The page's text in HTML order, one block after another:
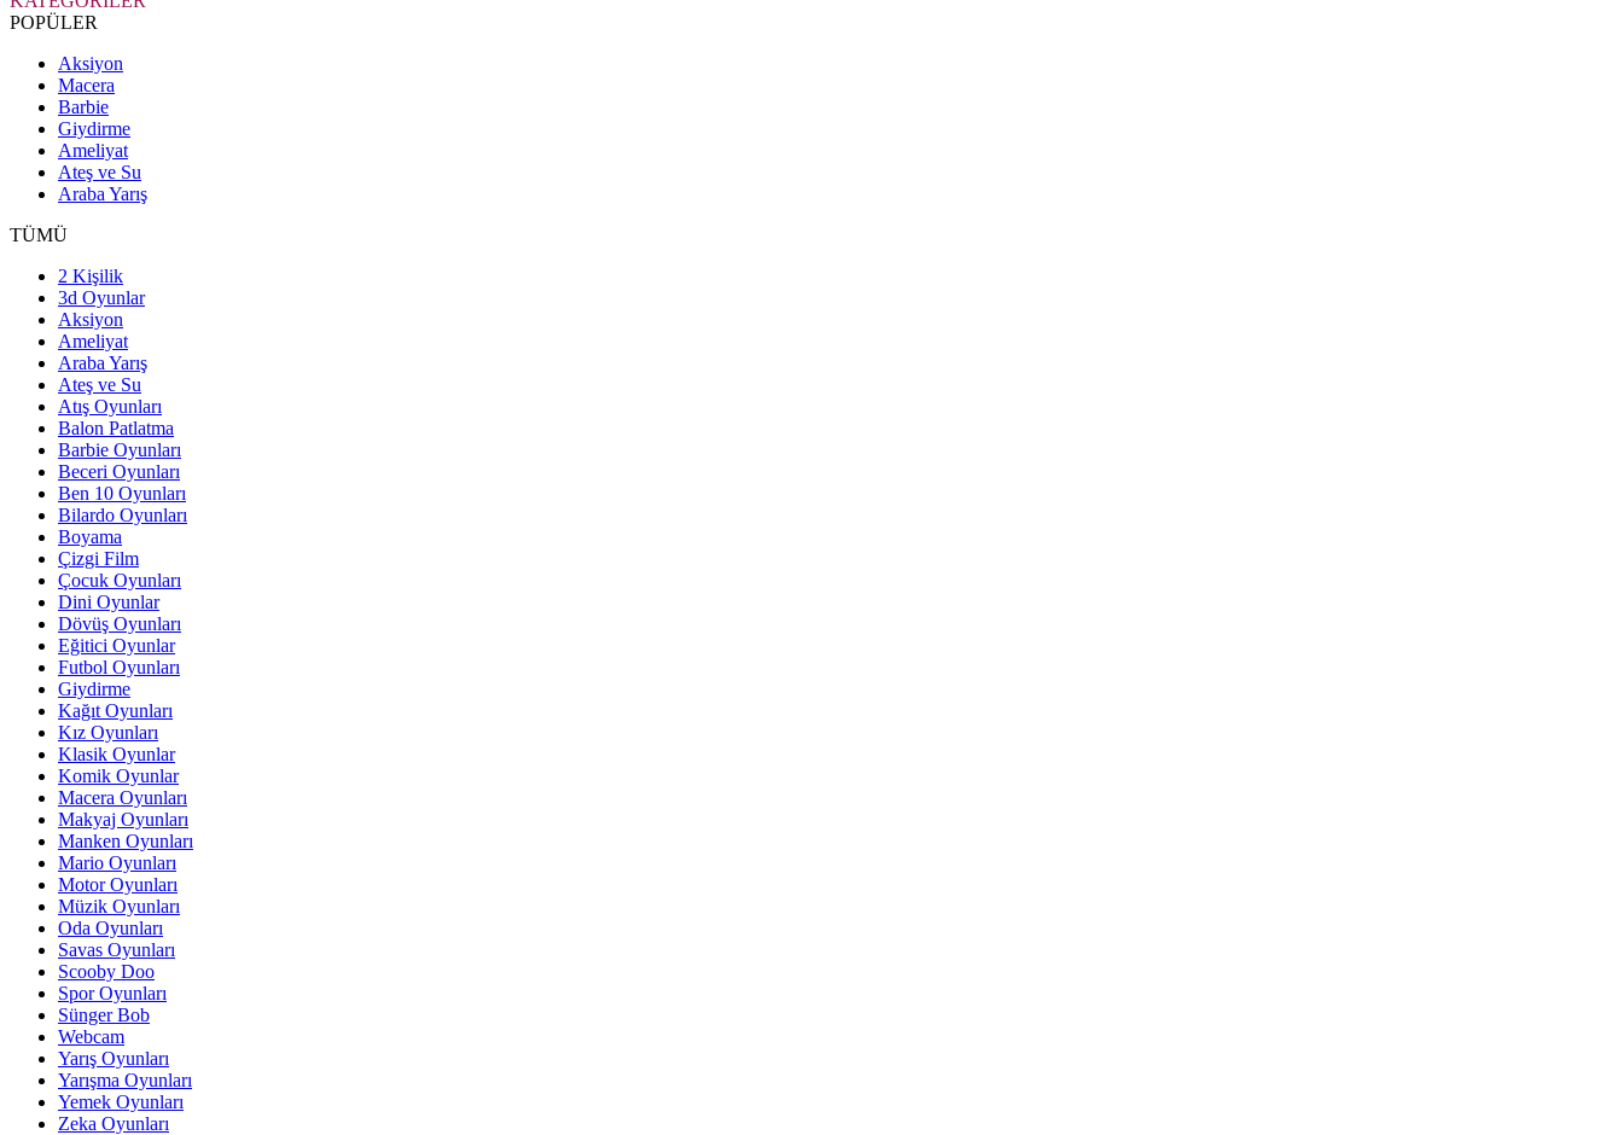
POPÜLER
Aksiyon
Macera
Barbie
Giydirme
Ameliyat
Ateş ve Su
Araba Yarış
TÜMÜ
2 Kişilik
3d Oyunlar
Aksiyon
Ameliyat
Araba Yarış
Ateş ve Su
Atış Oyunları
Balon Patlatma
Barbie Oyunları
Beceri Oyunları
Ben 10 Oyunları
Bilardo Oyunları
Boyama
Çizgi Film
Çocuk Oyunları
Dini Oyunlar
Dövüş Oyunları
Eğitici Oyunlar
Futbol Oyunları
Giydirme
Kağıt Oyunları
Kız Oyunları
Klasik Oyunlar
Komik Oyunlar
Macera Oyunları
Makyaj Oyunları
Manken Oyunları
Mario Oyunları
Motor Oyunları
Müzik Oyunları
Oda Oyunları
Savas Oyunları
Scooby Doo
Spor Oyunları
Sünger Bob
Webcam
Yarış Oyunları
Yarışma Oyunları
Yemek Oyunları
Zeka Oyunları